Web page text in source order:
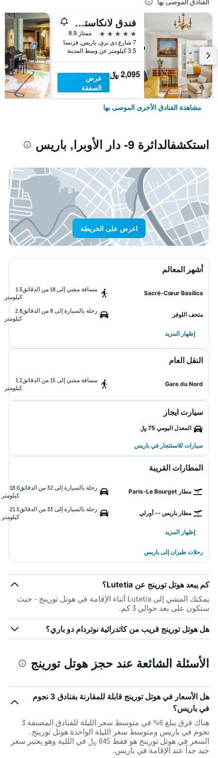
الفنادق الموصى بها
فندق لانكاستر باريس شانزليزيه
5 نجوم
ممتاز 8.9
7 شارع دي بري, باريس, فرنسا
3.5 كيلومتر عن وسط المدينة
2,095 ﷼
عرض
الصفقة
مشاهدة الفنادق الأخرى الموصى بها
استكشفالدائرة 9- دار الأوبرا, باريس
اعرض على الخريطة
أشهر المعالم
Sacré-Cœur Basilica
مسافة مشي إلى 18 من الدقائق
1.5
كيلومتر
متحف اللوفر
رحلة بالسيارة إلى 8 من الدقائق
2.8
كيلومتر
إظهار المزيد
النقل العام
Gare du Nord
مسافة مشي إلى 15 من الدقائق
1.2
كيلومتر
سيارت ايجار
المعدل اليومي 75 ﷼
سيارات للاستئجار في باريس
المطارات القريبة
مطار Paris-Le Bourget
رحلة بالسيارة إلى 32 من الدقائق
18.0
كيلومتر
مطار باريس -- أورلي
رحلة بالسيارة إلى 33 من الدقائق
21.5
كيلومتر
إظهار المزيد
رحلات طيران إلى باريس
كم يبعد هوتل تورينج عن Lutetia؟
يمكنك المشي إلى Lutetia أثناء الإقامة في هوتل تورينج - حيث
ستكون على بعد حوالي 3 كم.
هل هوتل تورينج قريب من كاتدرائية نوتردام دو باري؟
الأسئلة الشائعة عند حجز هوتل تورينج
هل الأسعار في هوتل تورينج قابلة للمقارنة بفنادق 3 نجوم
في باريس؟
هناك فرق يبلغ 6% في متوسط ​​سعر الليلة للفنادق المصنفة 3
نجوم في باريس ومتوسط ​​سعر الليلة الواحدة هوتل تورينج.
السعر في هوتل تورينج هو فقط 645 ﷼ في الللية وهو يعتبر سعر
جيد جداً عند الإقامة في باريس.